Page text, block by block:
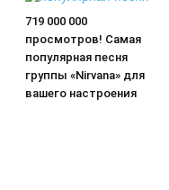
719 000 000
просмотров! Самая
популярная песня
группы «Nirvana» для
вашего настроения